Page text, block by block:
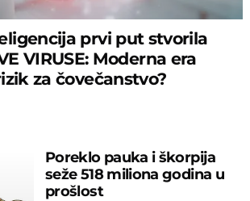
prvi put stvorila
VIRUSE: Moderna era
za čovečanstvo?
Poreklo pauka i škorpija
seže 518 miliona godina u
prošlost